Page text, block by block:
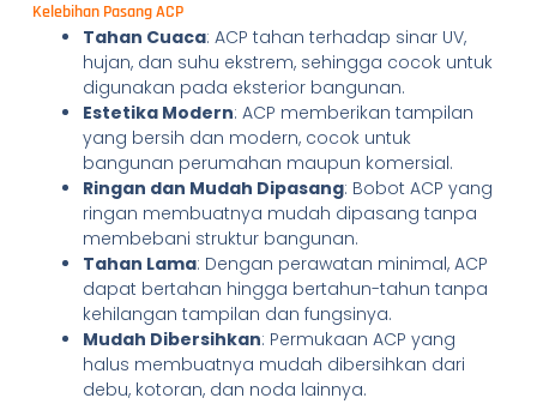
Kelebihan Pasang ACP
Tahan Cuaca: ACP tahan terhadap sinar UV,
hujan, dan suhu ekstrem, sehingga cocok untuk
digunakan pada eksterior bangunan.
Estetika Modern: ACP memberikan tampilan
yang bersih dan modern, cocok untuk
bangunan perumahan maupun komersial.
Ringan dan Mudah Dipasang: Bobot ACP yang
ringan membuatnya mudah dipasang tanpa
membebani struktur bangunan.
Tahan Lama: Dengan perawatan minimal, ACP
dapat bertahan hingga bertahun-tahun tanpa
kehilangan tampilan dan fungsinya.
Mudah Dibersihkan: Permukaan ACP yang
halus membuatnya mudah dibersihkan dari
debu, kotoran, dan noda lainnya.